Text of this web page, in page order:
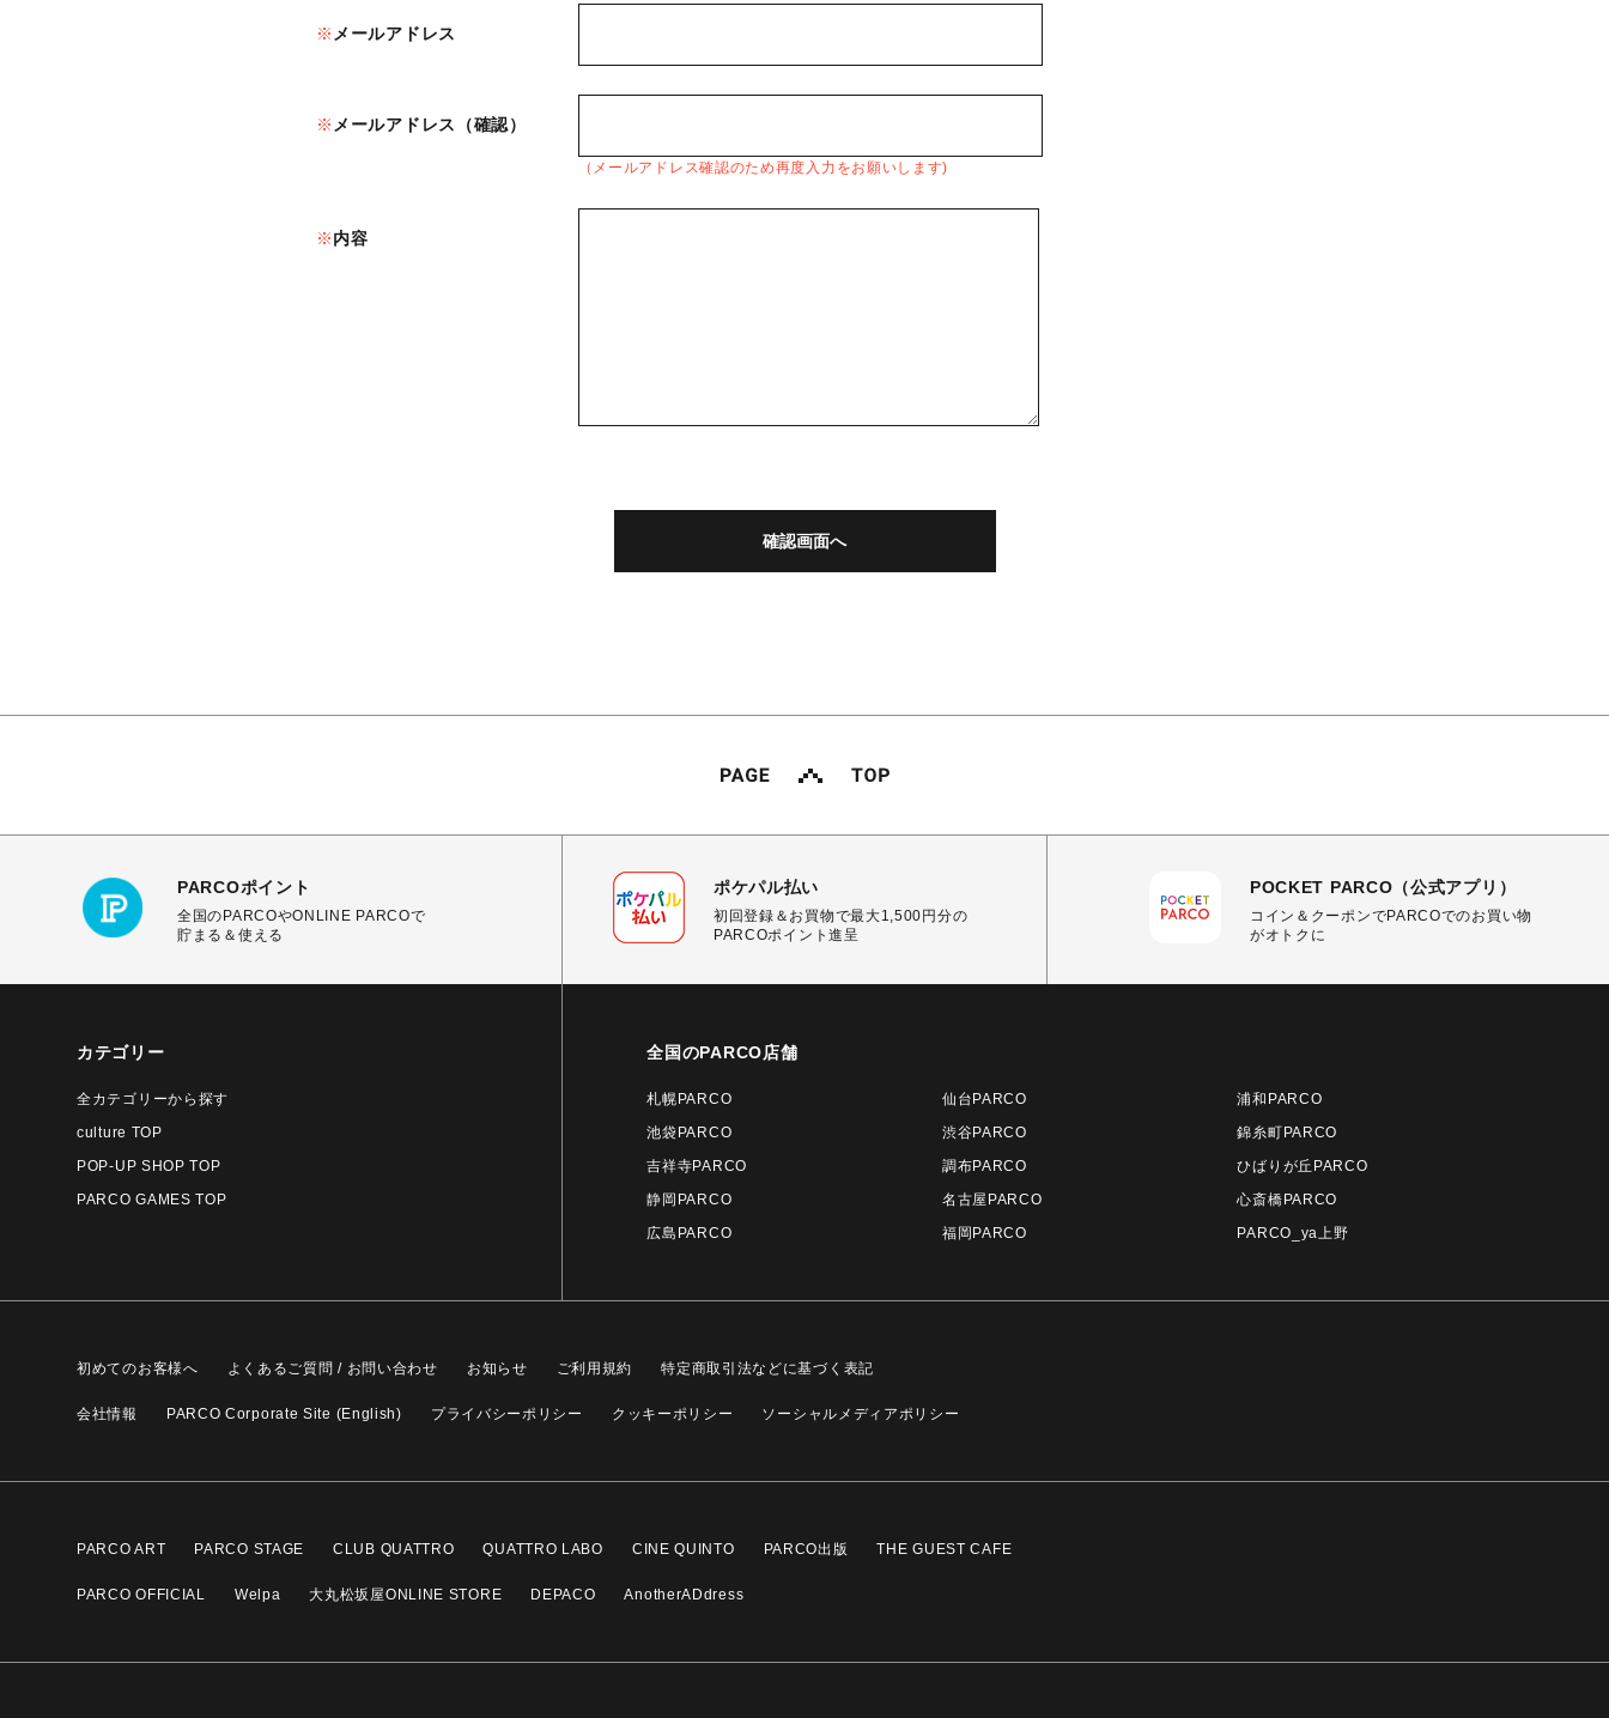
メールアドレス
メールアドレス（確認）
（メールアドレス確認のため再度入力をお願いします)
内容
PARCOポイント
全国のPARCOやONLINE PARCOで
貯まる＆使える
ポケパル払い
初回登録＆お買物で最大1,500円分の
PARCOポイント進呈
POCKET PARCO（公式アプリ）
コイン＆クーポンでPARCOでのお買い物
がオトクに
カテゴリー
全カテゴリーから探す
culture TOP
POP-UP SHOP TOP
PARCO GAMES TOP
全国のPARCO店舗
札幌PARCO 仙台PARCO
浦和PARCO
池袋PARCO
渋谷PARCO
錦糸町PARCO
吉祥寺PARCO
調布PARCO
ひばりが丘PARCO
静岡PARCO
名古屋PARCO
心斎橋PARCO
広島PARCO
福岡PARCO PARCO_ya上野
初めてのお客様へ よくあるご質問 / お問い合わせ お知らせ ご利用規約 特定商取引法などに基づく表記
会社情報 PARCO Corporate Site (English) プライバシーポリシー クッキーポリシー ソーシャルメディアポリシー
PARCO ART PARCO STAGE CLUB QUATTRO QUATTRO LABO CINE QUINTO PARCO出版 THE GUEST CAFE
PARCO OFFICIAL Welpa 大丸松坂屋ONLINE STORE DEPACO AnotherADdress